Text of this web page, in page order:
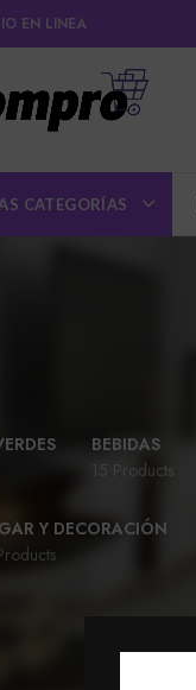
EN LINEA
CATEGORÍAS
BEBIDAS
15 Products
Y DECORACIÓN